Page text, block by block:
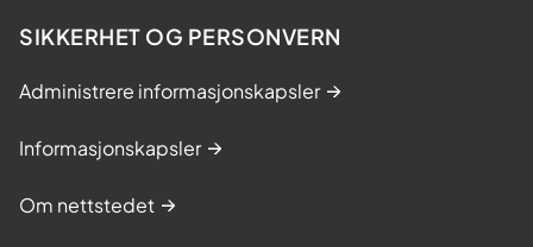
SIKKERHET OG PERSONVERN
Administrere informasjonskapsler
Informasjonskapsler
Om nettstedet